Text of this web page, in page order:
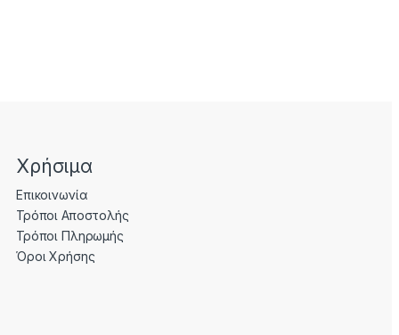
Χρήσιμα
Επικοινωνία
Τρόποι Αποστολής
Τρόποι Πληρωμής
Όροι Χρήσης